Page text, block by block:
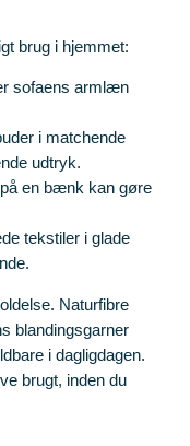
brug i hjemmet:
sofaens armlæn
i matchende
udtryk.
en bænk kan gøre
tekstiler i glade
Naturfibre
blandingsgarner
i dagligdagen.
brugt, inden du